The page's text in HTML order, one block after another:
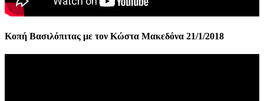
Κοπή Βασιλόπιτας με τον Κώστα Μακεδόνα 21/1/2018